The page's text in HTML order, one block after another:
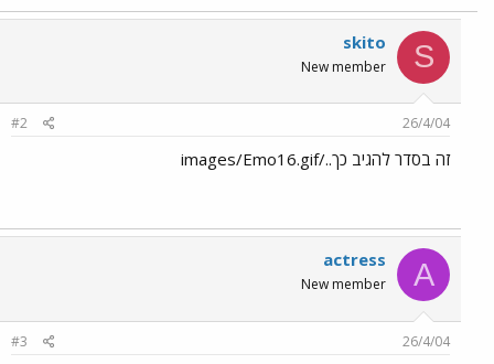
S
skito
New member
26/4/04
#2
זה בסדר להגיב כך../images/Emo16.gif
A
actress
New member
26/4/04
#3